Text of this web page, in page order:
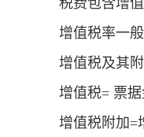
税费包含增
增值税率一
增值税及其
增值税= 票
增值税附加 =